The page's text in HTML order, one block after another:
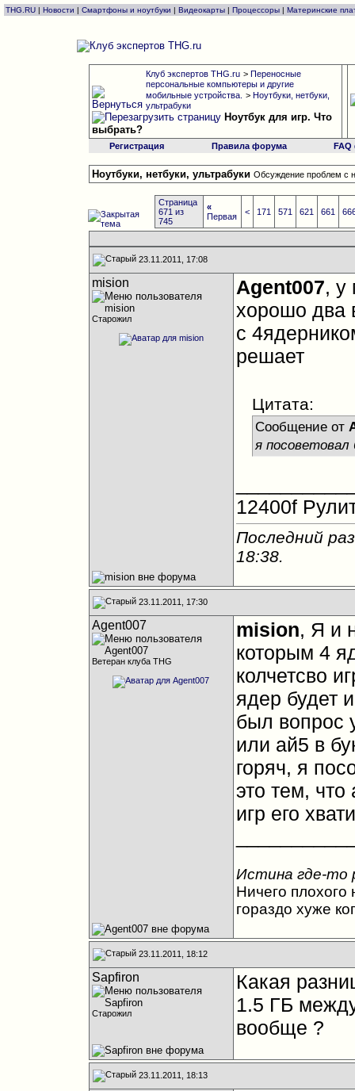
THG.RU | Новости | Смартфоны и ноутбуки | Видеокарты | Процессоры | Материнские
Клуб экспертов THG.ru > Переносные
персональные компьютеры и другие
мобильные устройства. > Ноутбуки, нетбуки,
ультрабуки
Ноутбук для игр. Что
выбрать?
Регистрация Правила форума
Ноутбуки, нетбуки, ультрабуки Обсуждение проблем с
Страница
671 из
745
«
Первая
< 171 571 621 661
23.11.2011, 17:08
mision
Старожил
Agent007, у
хорошо два
с
решает
Цитата:
Сообщение от
я посоветовал
12400f
Последний
18:38.
23.11.2011, 17:30
Agent007
Ветеран клуба THG
mision, Я и
которым 4
колчетсво
ядер будет
был вопрос
или ай5 в
горяч, я
это тем, что
игр его
Истина где-то
Ничего плохого
гораздо хуже
23.11.2011, 18:12
Sapfiron
Старожил
Какая
1.5 ГБ
вообще ?
23.11.2011, 18:13